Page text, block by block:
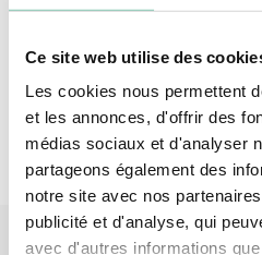
Ce site web utilise des
Les cookies nous permettent
et les annonces, d'offrir des
médias sociaux et d'analyser
partageons également des
notre site avec nos
publicité et d'analyse, qui
avec d'autres informations
Außensohle/Absatz